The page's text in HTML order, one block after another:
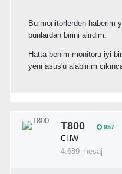
Bu monitorlerden haberim
bunlardan birini alirdim.
Hatta benim monitoru iyi
yeni asus'u alablirim
T800 957
CHW
4.689 mesaj